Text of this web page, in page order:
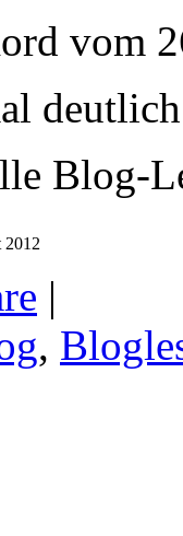
vom
Blog-
2012
|
,